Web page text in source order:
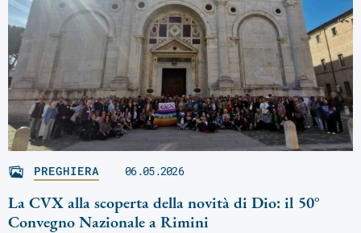
PREGHIERA 06.05.2026
La CVX alla scoperta della novità di Dio: il 50°
Convegno Nazionale a Rimini